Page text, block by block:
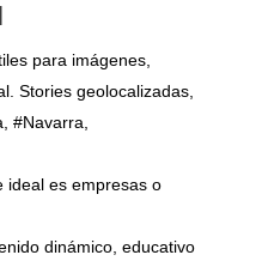
para imágenes,
Stories geolocalizadas,
#Navarra,
ideal es empresas o
dinámico, educativo